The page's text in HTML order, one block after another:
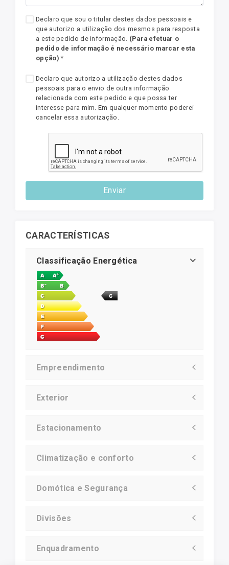
Declaro que sou o titular destes dados pessoais e
que autorizo a utilização dos mesmos para resposta
a este pedido de informação. (Para efetuar o
pedido de informação é necessário marcar esta
opção) *
Declaro que autorizo a utilização destes dados
pessoais para o envio de outra informação
relacionada com este pedido e que possa ter
interesse para mim. Em qualquer momento poderei
cancelar essa autorização.
Enviar
CARACTERÍSTICAS
Classificação Energética
Empreendimento
Exterior
Estacionamento
Climatização e conforto
Domótica e Segurança
Divisões
Enquadramento